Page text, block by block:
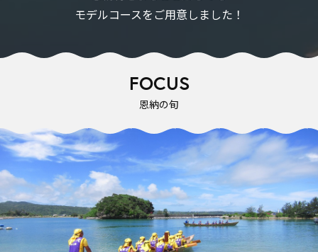
モデルコースをご用意しました！
FOCUS
恩納の旬